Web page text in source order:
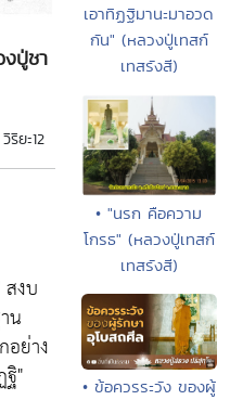
ปู่ชา
วิริยะ12
สงบ
น
อย่าง
"
เอาทิฏฐิมานะมาอวด
กัน" (หลวงปู่เทสก์
เทสรังสี)
• "นรก คือความ
โกรธ" (หลวงปู่เทสก์
เทสรังสี)
• ข้อควรระวัง ของผู้